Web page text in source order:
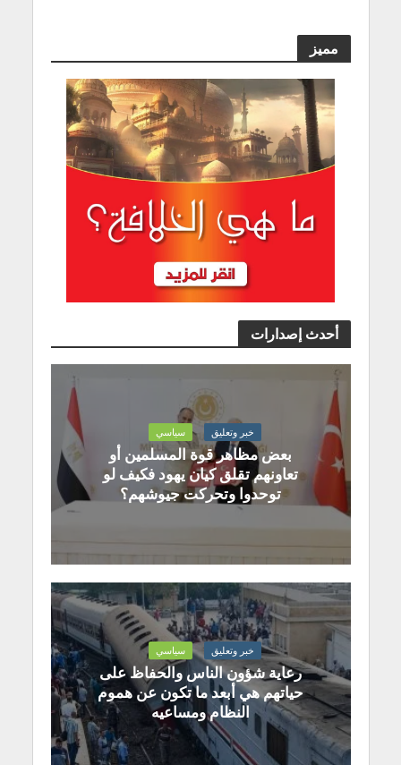
مميز
أحدث إصدارات
خبر وتعليق سياسي
بعض مظاهر قوة المسلمين أو
تعاونهم تقلق كيان يهود فكيف لو
توحدوا وتحركت جيوشهم؟
خبر وتعليق سياسي
رعاية شؤون الناس والحفاظ على
حياتهم هي أبعد ما تكون عن هموم
النظام ومساعيه